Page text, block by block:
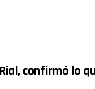
confirmó lo